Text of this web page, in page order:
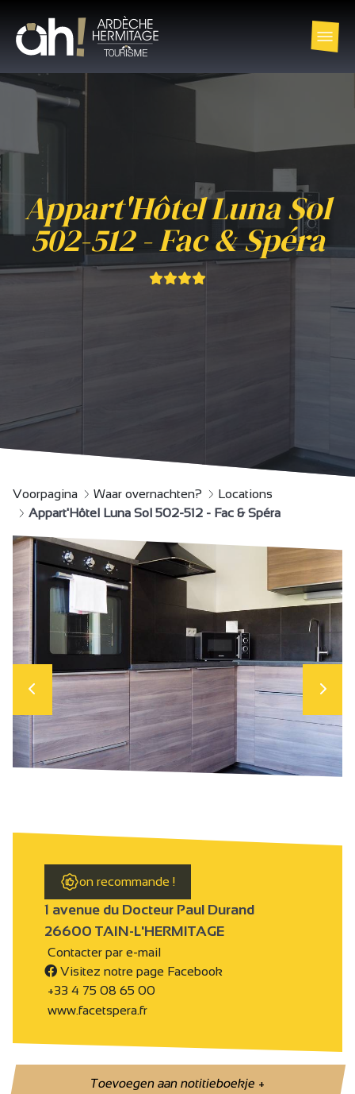
Appart'Hôtel Luna Sol
502-512 - Fac & Spéra
Voorpagina Waar overnachten?
Locations
Appart'Hôtel Luna Sol 502-512 - Fac & Spéra
on recommande !
1 avenue du Docteur Paul Durand
26600 TAIN-L'HERMITAGE
Contacter par e-mail
Visitez notre page Facebook
+33 4 75 08 65 00
www.facetspera.fr
Toevoegen aan notitieboekje+